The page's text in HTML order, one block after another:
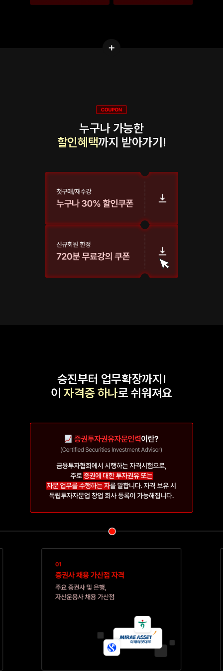
누구나 가능한
할인혜택까지 받아가기!
승진부터 업무확장까지!
이자격증 하나로 쉬워져요